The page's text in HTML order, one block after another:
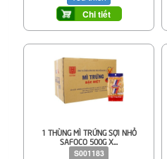
Chi tiết
1 THÙNG MÌ TRỨNG SỢI NHỎ
SAFOCO 500G X...
S001183